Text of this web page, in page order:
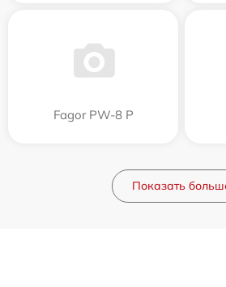
Fagor PW-8 P
Показать